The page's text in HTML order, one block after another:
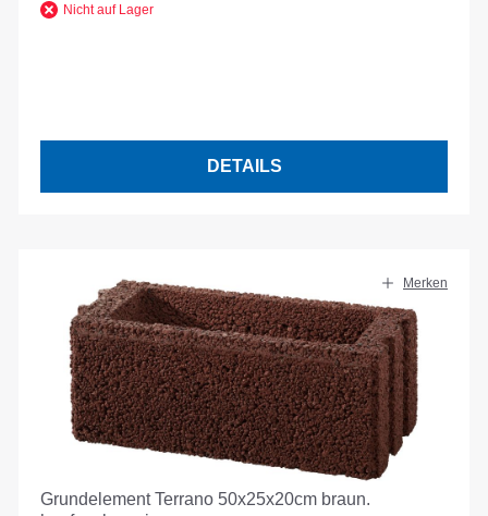
Nicht auf Lager
DETAILS
Merken
Grundelement Terrano 50x25x20cm braun.